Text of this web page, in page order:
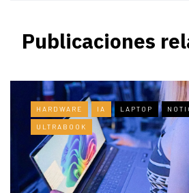
Publicaciones
HARDWARE IA LAPTOP
ULTRABOOK